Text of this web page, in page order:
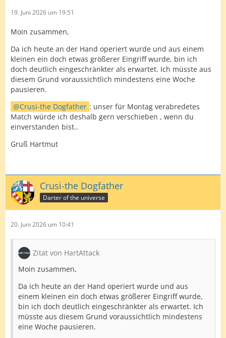
19. Juni 2026 um 19:51
Moin zusammen,
Da ich heute an der Hand operiert wurde und aus einem
kleinen ein doch etwas größerer Eingriff wurde, bin ich
doch deutlich eingeschränkter als erwartet. Ich müsste aus
diesem Grund voraussichtlich mindestens eine Woche
pausieren.
Crusi-the Dogfather : unser für Montag verabredetes
Match würde ich deshalb gern verschieben , wenn du
einverstanden bist..
Gruß Hartmut
Crusi-the Dogfather
Darter of the universe
20. Juni 2026 um 10:41
Zitat von HartAttack
Moin zusammen,
Da ich heute an der Hand operiert wurde und aus
einem kleinen ein doch etwas größerer Eingriff wurde,
bin ich doch deutlich eingeschränkter als erwartet. Ich
müsste aus diesem Grund voraussichtlich mindestens
eine Woche pausieren.